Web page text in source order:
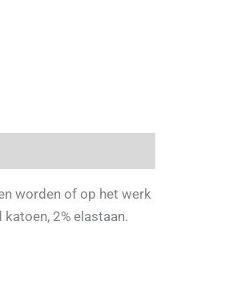
worden of op het werk
2% elastaan.